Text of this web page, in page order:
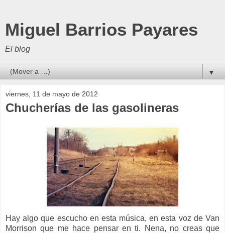
Miguel Barrios Payares
El blog
▼
viernes, 11 de mayo de 2012
Chucherías de las gasolineras
Hay algo que escucho en esta música, en esta voz de Van
Morrison que me hace pensar en ti. Nena, no creas que